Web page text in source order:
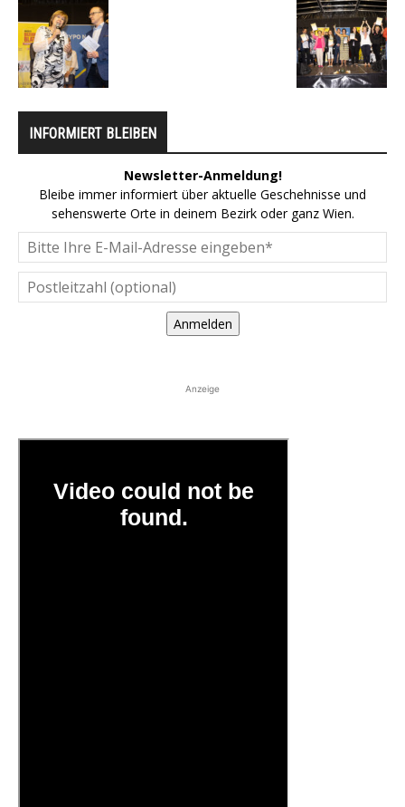
INFORMIERT BLEIBEN
Newsletter-Anmeldung!
Bleibe immer informiert über aktuelle Geschehnisse und
sehenswerte Orte in deinem Bezirk oder ganz Wien.
Anmelden
Anzeige